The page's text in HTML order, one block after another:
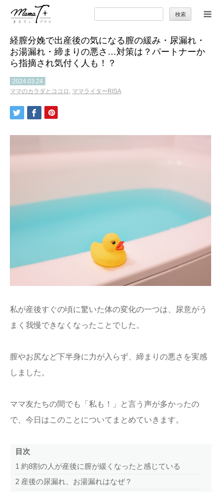
索:
経膣分娩で出産後の気になる膣の緩み・尿漏れ・
お湯漏れ・締まりの悪さ…対策は？パートナーか
ら指摘され気付く人も！？
2024.03.24
ママのカラダとココロ , ママライターRISA
私が産後すぐの頃に驚いた体の変化の一つは、尿意がう
まく我慢できなくなったことでした。
膣やお尻など下半身に力が入らず、締まりの悪さを実感
しました。
ママ友たちの間でも「私も！」と言う声が多かったの
で、今日はこのことについてまとめていきます。
目次
1 約8割の人が産後に膣が緩くなったと感じている
2 産後の尿漏れ、お湯漏れはなぜ？
トップ
ママのカラダとココロ
子育て